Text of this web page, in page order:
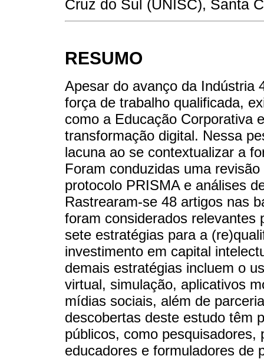
Cruz do Sul (UNISC), Santa
RESUMO
Apesar do avanço da Indústria
força de trabalho qualificada,
como a Educação Corporativa
transformação digital. Nessa
lacuna ao se contextualizar a
Foram conduzidas uma
protocolo PRISMA e análises
Rastrearam-se 48 artigos nas
foram considerados relevantes
sete estratégias para a
investimento em capital
demais estratégias incluem o
virtual, simulação, aplicativos
mídias sociais, além de
descobertas deste estudo têm
públicos, como
educadores e formuladores de